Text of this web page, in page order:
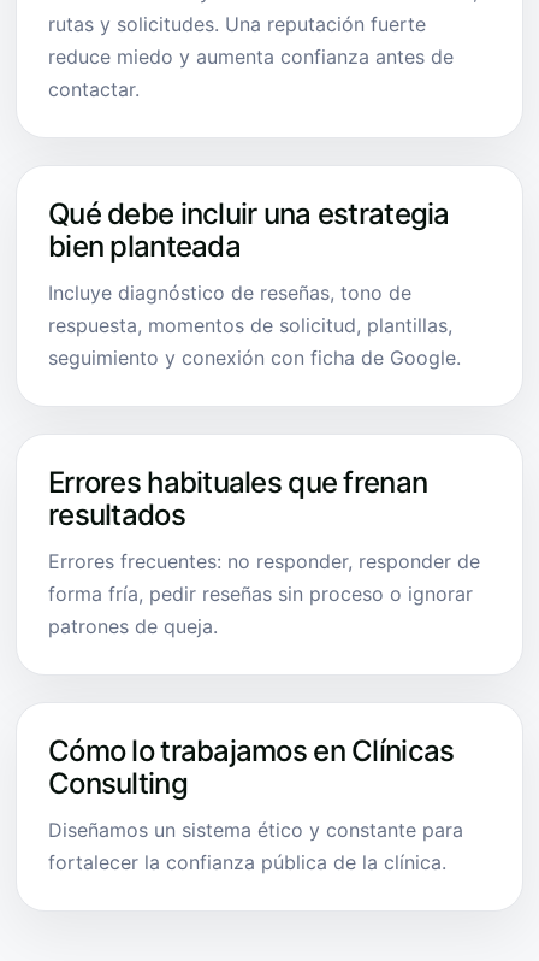
rutas y solicitudes. Una reputación fuerte
reduce miedo y aumenta confianza antes de
contactar.
Qué debe incluir una estrategia
bien planteada
Incluye diagnóstico de reseñas, tono de
respuesta, momentos de solicitud, plantillas,
seguimiento y conexión con ficha de Google.
Errores habituales que frenan
resultados
Errores frecuentes: no responder, responder de
forma fría, pedir reseñas sin proceso o ignorar
patrones de queja.
Cómo lo trabajamos en Clínicas
Consulting
Diseñamos un sistema ético y constante para
fortalecer la confianza pública de la clínica.